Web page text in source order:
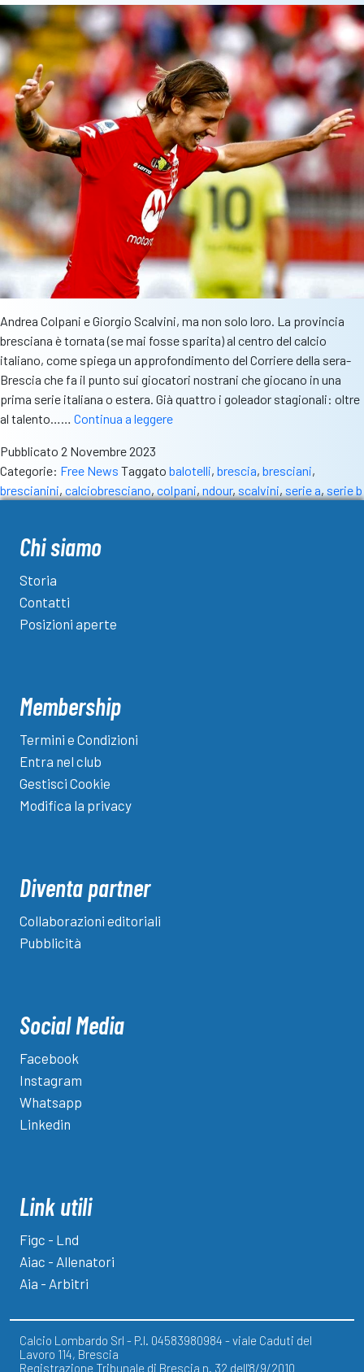
Serie
A,
numeri
da
record”
Andrea Colpani e Giorgio Scalvini, ma non solo loro. La provincia
bresciana è tornata (se mai fosse sparita) al centro del calcio
italiano, come spiega un approfondimento del Corriere della sera-
Brescia che fa il punto sui giocatori nostrani che giocano in una
prima serie italiana o estera. Già quattro i goleador stagionali: oltre
al talento…… Continua a leggereLa
centro
del
Pubblicato 2 Novembre 2023
Categorie: Free News Taggato balotelli, brescia, bresciani,
brescianini, calciobresciano, colpani, ndour, scalvini, serie a, serie b
Chi siamo
Storia
Contatti
Posizioni aperte
Membership
Termini e Condizioni
Entra nel club
Gestisci Cookie
Modifica la privacy
Diventa partner
Collaborazioni editoriali
Pubblicità
Social Media
Facebook
Instagram
Whatsapp
Linkedin
Link utili
Figc - Lnd
Aiac - Allenatori
Aia - Arbitri
Calcio Lombardo Srl - P.I. 04583980984 - viale Caduti del
Lavoro 114, Brescia
Registrazione Tribunale di Brescia n. 32 dell'8/9/2010